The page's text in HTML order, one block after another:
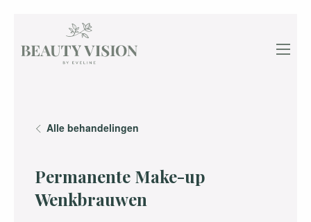
Alle behandelingen
Permanente Make-up
Wenkbrauwen